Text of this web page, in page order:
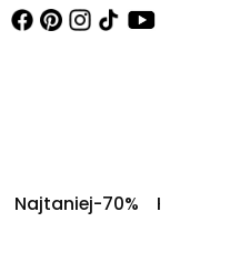
szczegóły
Najtaniej-70% Kupony